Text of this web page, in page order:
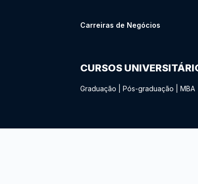
Carreiras de Negócios
CURSOS
Graduação Pós-graduação MBA